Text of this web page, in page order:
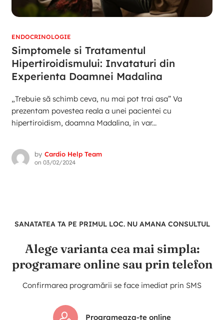
ENDOCRINOLOGIE
Simptomele si Tratamentul
Hipertiroidismului: Invataturi din
Experienta Doamnei Madalina
„Trebuie să schimb ceva, nu mai pot trai asa” Va
prezentam povestea reala a unei pacientei cu
hipertiroidism, doamna Madalina, in var...
by Cardio Help Team
on 03/02/2024
SANATATEA TA PE PRIMUL LOC. NU AMANA CONSULTUL
Alege varianta cea mai simpla:
programare online sau prin telefon
Confirmarea programării se face imediat prin SMS
Programeaza-te online